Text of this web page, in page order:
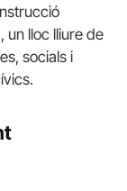
un lloc lliure de
socials i